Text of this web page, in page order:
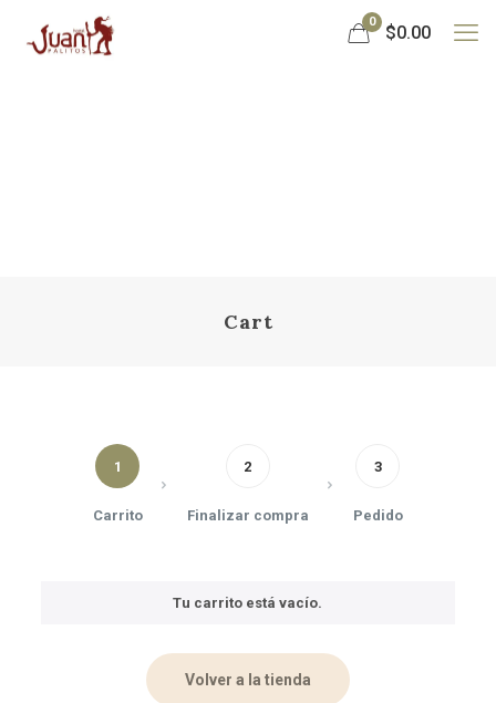
0
$0.00
Cart
1
Carrito
2
Finalizar compra
3
Pedido
Tu carrito está vacío.
Volver a la tienda